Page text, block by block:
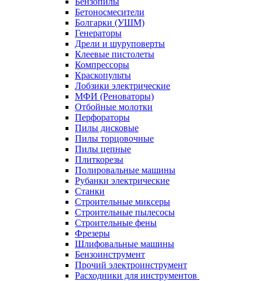
Бетоносмесители
Болгарки (УШМ)
Генераторы
Дрели и шуруповерты
Клеевые пистолеты
Компрессоры
Краскопульты
Лобзики электрические
МФИ (Реноваторы)
Отбойные молотки
Перфораторы
Пилы дисковые
Пилы торцовочные
Пилы цепные
Плиткорезы
Полировальные машины
Рубанки электрические
Станки
Строительные миксеры
Строительные пылесосы
Строительные фены
Фрезеры
Шлифовальные машины
Бензоинструмент
Прочий электроинструмент
Расходники для инструментов